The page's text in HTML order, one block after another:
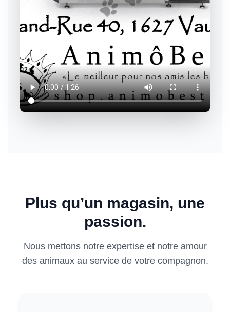
Plus qu’un magasin, une
passion.
Nous mettons notre expertise et notre amour
des animaux au service de votre compagnon.